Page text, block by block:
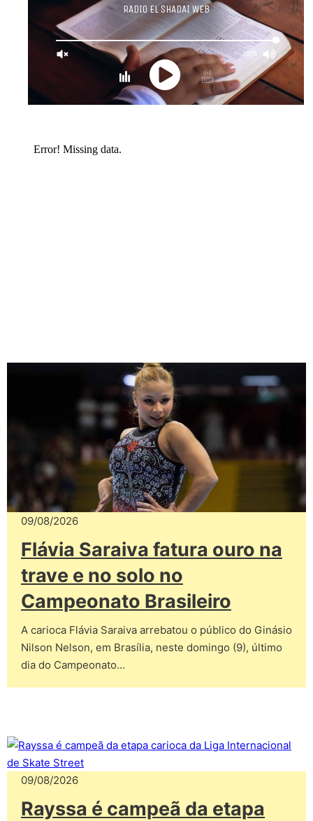
09/08/2026
Flávia Saraiva fatura ouro na
trave e no solo no
Campeonato Brasileiro
A carioca Flávia Saraiva arrebatou o público do Ginásio
Nilson Nelson, em Brasília, neste domingo (9), último
dia do Campeonato…
09/08/2026
Rayssa é campeã da etapa